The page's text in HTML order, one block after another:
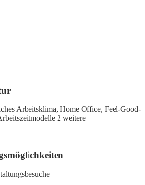
Arbeitsklima, Home Office, Feel-Good-
2 weitere